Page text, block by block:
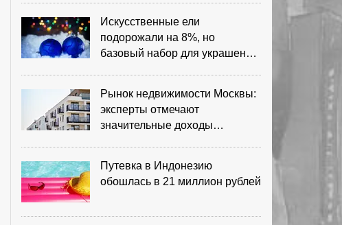
Искусственные ели
подорожали на 8%, но
базовый набор для украшения
Рынок недвижимости Москвы:
эксперты отмечают
значительные доходы
Путевка в Индонезию
обошлась в 21 миллион рублей